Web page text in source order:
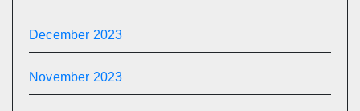
December 2023
November 2023